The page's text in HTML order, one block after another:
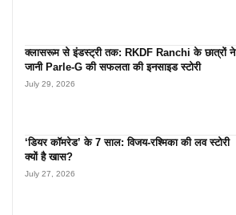
क्लासरूम से इंडस्ट्री तक: RKDF Ranchi के छात्रों ने
जानी Parle-G की सफलता की इनसाइड स्टोरी
July 29, 2026
‘डियर कॉमरेड’ के 7 साल: विजय-रश्मिका की लव स्टोरी
क्यों है खास?
July 27, 2026